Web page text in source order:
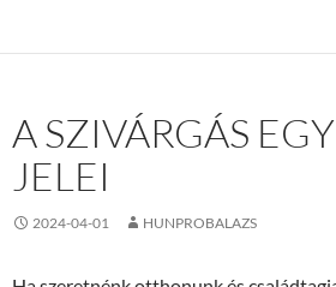
A SZIVÁRGÁS
JELEI
2024-04-01 HUNPROBALAZS